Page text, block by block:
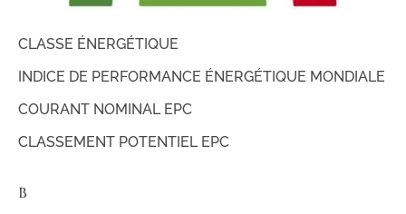
CLASSE ÉNERGÉTIQUE
INDICE DE PERFORMANCE ÉNERGÉTIQUE MONDIALE
COURANT NOMINAL EPC
CLASSEMENT POTENTIEL EPC
B